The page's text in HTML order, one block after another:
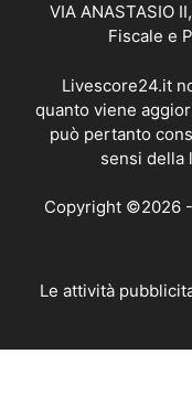
VIA ANASTASIO
Fiscale e
Livescore24.it
quanto viene
può pertanto
sensi della
Copyright ©2026
Le attività